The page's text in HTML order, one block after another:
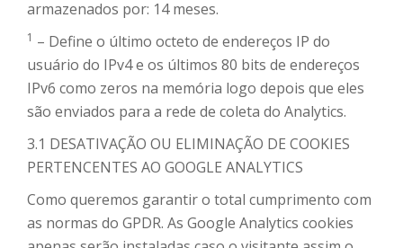
armazenados por: 14 meses.
1 – Define o último octeto de endereços IP do
usuário do IPv4 e os últimos 80 bits de endereços
IPv6 como zeros na memória logo depois que eles
são enviados para a rede de coleta do Analytics.
3.1 DESATIVAÇÃO OU ELIMINAÇÃO DE COOKIES
PERTENCENTES AO GOOGLE ANALYTICS
Como queremos garantir o total cumprimento com
as normas do GPDR. As Google Analytics cookies